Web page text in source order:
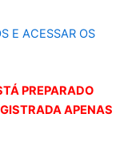
E ACESSAR OS
PREPARADO
APENAS